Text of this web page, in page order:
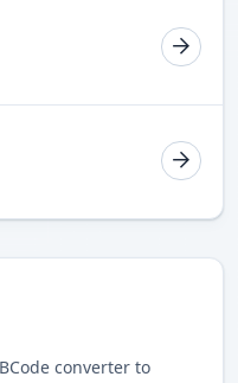
converter to